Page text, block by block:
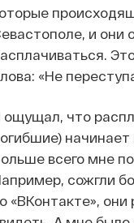
и они
«Не
ощущал, что
всего мне
сожгли
«ВКонтакте»,